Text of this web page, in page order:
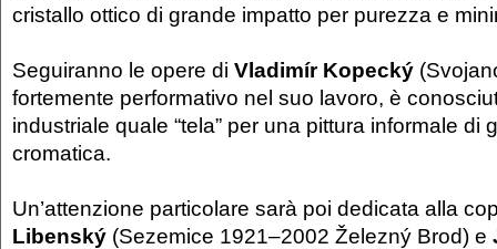
cristallo ottico di grande impatto per purezza e
Seguiranno le opere di Vladimír Kopecký
fortemente performativo nel suo lavoro, è
industriale quale “tela” per una pittura informale di
cromatica.
Un’attenzione particolare sarà poi dedicata alla
Libenský (Sezemice 1921–2002 Železný Brod) e